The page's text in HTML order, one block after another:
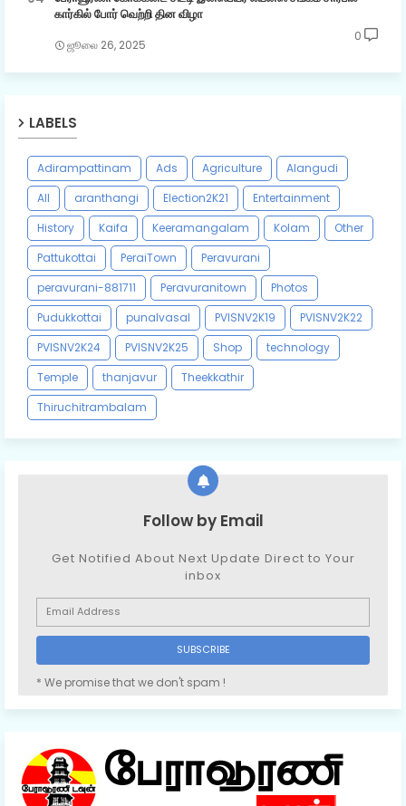
கார்கில் போர் வெற்றி தின விழா
ஜூலை 26, 2025
0
LABELS
Adirampattinam Ads Agriculture
Alangudi
All
aranthangi Election2K21
Entertainment
History
Kaifa Keeramangalam Kolam
Other
Pattukottai
PeraiTown
Peravurani
peravurani-881711
Peravuranitown
Photos
Pudukkottai
punalvasal PVISNV2K19
PVISNV2K22
PVISNV2K24
PVISNV2K25 Shop
technology
Temple
thanjavur
Theekkathir
Thiruchitrambalam
Follow by Email
Get Notified About Next Update Direct to Your
inbox
* We promise that we don't spam !